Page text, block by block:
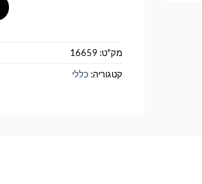
מק"ט: 16659
קטגוריה: כללי